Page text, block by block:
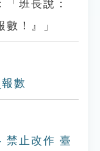
班長說：
數！』」
數
禁止改作 臺